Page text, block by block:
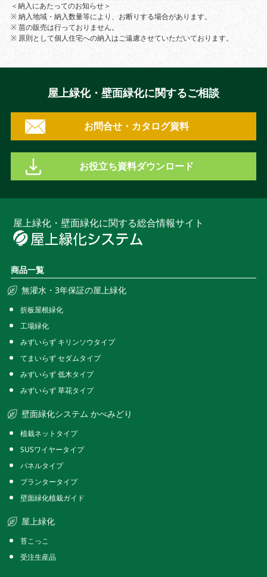
＜納入にあたってのお知らせ＞
※ 納入地域・納入数量等により、お断りする場合があります。
※ 苗の販売は行っておりません。
※ 原則として個人住宅への納入はご遠慮させていただいております。
屋上緑化・壁面緑化に関するご相談
お問合せ・カタログ資料
お役立ち資料ダウンロード
屋上緑化・壁面緑化に関する総合情報サイト
商品一覧
無灌水・3年保証の屋上緑化
折板屋根緑化
工場緑化
みずいらず キリンソウタイプ
てまいらず セダムタイプ
みずいらず 低木タイプ
みずいらず 草花タイプ
壁面緑化システム かべみどり
植栽ネットタイプ
SUSワイヤータイプ
パネルタイプ
プランタータイプ
壁面緑化植栽ガイド
屋上緑化
苔こっこ
受注生産品